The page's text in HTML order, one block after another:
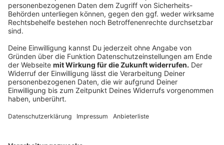
Anzeige
Das ist der Kitchen Club by Nelson Müller
Anzeige
Bei euch läuft das Radio in der Küche, bei uns die
Küche im Radio. Starkoch Nelson Müller lädt uns